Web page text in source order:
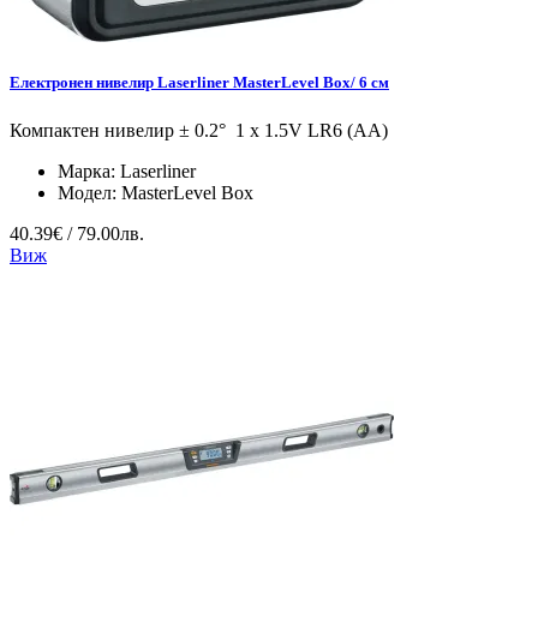
Eлектронен нивелир Laserliner MasterLevel Box/ 6 см
Компактен нивелир ± 0.2° 1 x 1.5V LR6 (AA)
Марка: Laserliner
Модел: MasterLevel Box
40.39€ / 79.00лв.
Виж